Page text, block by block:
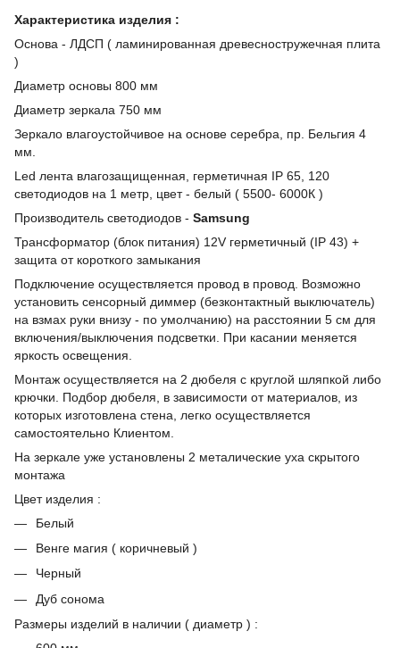
Характеристика изделия :
Основа - ЛДСП ( ламинированная древесностружечная плита
)
Диаметр основы 800 мм
Диаметр зеркала 750 мм
Зеркало влагоустойчивое на основе серебра, пр. Бельгия 4
мм.
Led лента влагозащищенная, герметичная IP 65, 120
светодиодов на 1 метр, цвет - белый ( 5500- 6000К )
Производитель светодиодов - Samsung
Трансформатор (блок питания) 12V герметичный (IP 43) +
защита от короткого замыкания
Подключение осуществляется провод в провод. Возможно
установить сенсорный диммер (безконтактный выключатель)
на взмах руки внизу - по умолчанию) на расстоянии 5 см для
включения/выключения подсветки. При касании меняется
яркость освещения.
Монтаж осуществляется на 2 дюбеля с круглой шляпкой либо
крючки. Подбор дюбеля, в зависимости от материалов, из
которых изготовлена стена, легко осуществляется
самостоятельно Клиентом.
На зеркале уже установлены 2 металические уха скрытого
монтажа
Цвет изделия :
Белый
Венге магия ( коричневый )
Черный
Дуб сонома
Размеры изделий в наличии ( диаметр ) :